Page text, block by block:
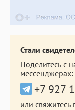
Стали
Поделитесь с
мессенджерах:
+7 927
или свяжитесь